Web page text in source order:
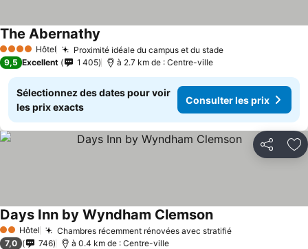
4 Étoiles Hôtel Proximité idéale du campus et du stade
The Abernathy
9,5 Excellent 1 405 à 2.7 km de : Centre-ville
Sélectionnez des dates pour voir
les prix exacts
Consulter les prix
Partager
2 Étoiles
Hôtel Chambres récemment rénovées avec stratifié
Days Inn by Wyndham Clemson
7,0 746 à 0.4 km de : Centre-ville